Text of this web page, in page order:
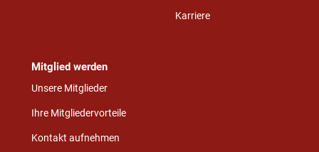
Karriere
Mitglied werden
Unsere Mitglieder
Ihre Mitgliedervorteile
Kontakt aufnehmen